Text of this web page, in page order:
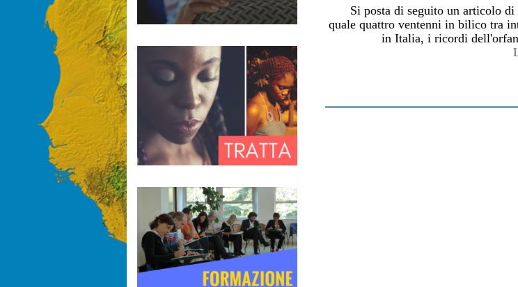
Life Skills per l'inclusione, Workshop e Webinar 21, 22, 23
21-06-2021Carissime e carissimi Con piacere condividiamo,
il programma dei workshop e delle pillole di riflessione che si
su...
Si posta di seguito un articolo
quale quattro ventenni in bilico tra
in Italia, i ricordi